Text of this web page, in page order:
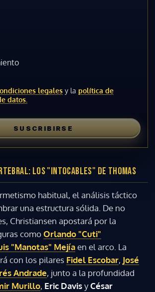
legales y la política de
datos.
SUSCRIBIRSE
LOS "INTOCABLES" DE THOMAS
habitual, el análisis táctico
una estructura sólida. De no
Christiansen apostará por la
comoOrlando "Cuti"
"Manotas" Mejíaen el arco. La
con los pilares Fidel Escobar, José
Andrade, junto a la profundidad
Murillo, Eric DavisyCésar